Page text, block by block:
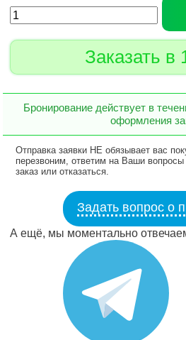
Заказать в
Бронирование действует в
оформления
Отправка заявки НЕ обязывает вас
перезвоним, ответим на Ваши
заказ или отказаться.
Задать вопрос о
А ещё, мы моментально